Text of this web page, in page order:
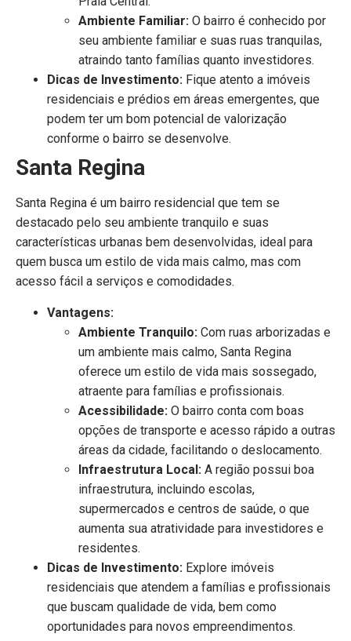
Ambiente Familiar: O bairro é conhecido por
seu ambiente familiar e suas ruas tranquilas,
atraindo tanto famílias quanto investidores.
Dicas de Investimento: Fique atento a imóveis
residenciais e prédios em áreas emergentes, que
podem ter um bom potencial de valorização
conforme o bairro se desenvolve.
Santa Regina
Santa Regina é um bairro residencial que tem se
destacado pelo seu ambiente tranquilo e suas
características urbanas bem desenvolvidas, ideal para
quem busca um estilo de vida mais calmo, mas com
acesso fácil a serviços e comodidades.
Vantagens:
Ambiente Tranquilo: Com ruas arborizadas e
um ambiente mais calmo, Santa Regina
oferece um estilo de vida mais sossegado,
atraente para famílias e profissionais.
Acessibilidade: O bairro conta com boas
opções de transporte e acesso rápido a outras
áreas da cidade, facilitando o deslocamento.
Infraestrutura Local: A região possui boa
infraestrutura, incluindo escolas,
supermercados e centros de saúde, o que
aumenta sua atratividade para investidores e
residentes.
Dicas de Investimento: Explore imóveis
residenciais que atendem a famílias e profissionais
que buscam qualidade de vida, bem como
oportunidades para novos empreendimentos.